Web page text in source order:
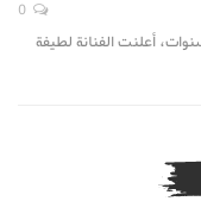
عن المشاركة في مهرجان موازين لمدة 7 سنوات، أعلنت الفنانة لطيفة